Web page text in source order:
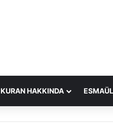
KURAN HAKKINDA